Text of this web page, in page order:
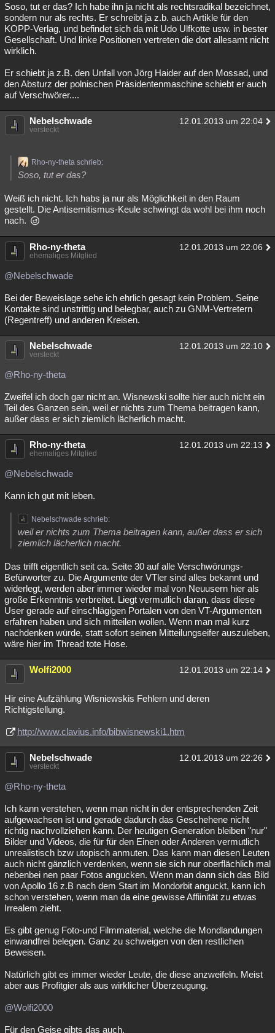
Soso, tut er das? Ich habe ihn ja nicht als rechtsradikal bezeichnet,
sondern nur als rechts. Er schreibt ja z.b. auch Artikle für den
KOPP-Verlag, und befindet sich da mit Udo Ulfkotte usw. in bester
Gesellschaft. Und linke Positionen vertreten die dort allesamt nicht
wirklich.
Er schiebt ja z.B. den Unfall von Jörg Haider auf den Mossad, und
den Absturz der polnischen Präsidentenmaschine schiebt er auch
auf Verschwörer....
Nebelschwade 12.01.2013 um 22:04
versteckt
Rho-ny-theta schrieb:
Soso, tut er das?
Weiß ich nicht. Ich habs ja nur als Möglichkeit in den Raum
gestellt. Die Antisemitismus-Keule schwingt da wohl bei ihm noch
nach.
Rho-ny-theta 12.01.2013 um 22:06
ehemaliges Mitglied
@Nebelschwade
Bei der Beweislage sehe ich ehrlich gesagt kein Problem. Seine
Kontakte sind unstrittig und belegbar, auch zu GNM-Vertretern
(Regentreff) und anderen Kreisen.
Nebelschwade 12.01.2013 um 22:10
versteckt
@Rho-ny-theta
Zweifel ich doch gar nicht an. Wisnewski sollte hier auch nicht ein
Teil des Ganzen sein, weil er nichts zum Thema beitragen kann,
außer dass er sich ziemlich lächerlich macht.
Rho-ny-theta 12.01.2013 um 22:13
ehemaliges Mitglied
@Nebelschwade
Kann ich gut mit leben.
Nebelschwade schrieb:
weil er nichts zum Thema beitragen kann, außer dass er sich
ziemlich lächerlich macht.
Das trifft eigentlich seit ca. Seite 30 auf alle Verschwörungs-
Befürworter zu. Die Argumente der VTler sind alles bekannt und
widerlegt, werden aber immer wieder mal von Neuusern hier als
große Erkenntnis verbreitet. Liegt vermutlich daran, dass diese
User gerade auf einschlägigen Portalen von den VT-Argumenten
erfahren haben und sich mitteilen wollen. Wenn man mal kurz
nachdenken würde, statt sofort seinen Mitteilungseifer auszuleben,
wäre hier im Thread tote Hose.
Wolfi2000 12.01.2013 um 22:14
Hir eine Aufzählung Wisniewskis Fehlern und deren
Richtigstellung.
http://www.clavius.info/bibwisnewski1.htm
Nebelschwade 12.01.2013 um 22:26
versteckt
@Rho-ny-theta
Ich kann verstehen, wenn man nicht in der entsprechenden Zeit
aufgewachsen ist und gerade dadurch das Geschehene nicht
richtig nachvollziehen kann. Der heutigen Generation bleiben "nur"
Bilder und Videos, die für für den Einen oder Anderen vermutlich
unrealistisch bzw utopisch anmuten. Das kann man diesen Leuten
auch nicht gänzlich verdenken, wenn sie sich nur oberflächlich mal
nebenbei nen paar Fotos angucken. Wenn man dann sich das Bild
von Apollo 16 z.B nach dem Start im Mondorbit anguckt, kann ich
schon verstehen, wenn man da eine gewisse Affiinität zu etwas
Irrealem zieht.
Es gibt genug Foto-und Filmmaterial, welche die Mondlandungen
einwandfrei belegen. Ganz zu schweigen von den restlichen
Beweisen.
Natürlich gibt es immer wieder Leute, die diese anzweifeln. Meist
aber aus Profitgier als aus wirklicher Überzeugung.
@Wolfi2000
Für den Geise gibts das auch.